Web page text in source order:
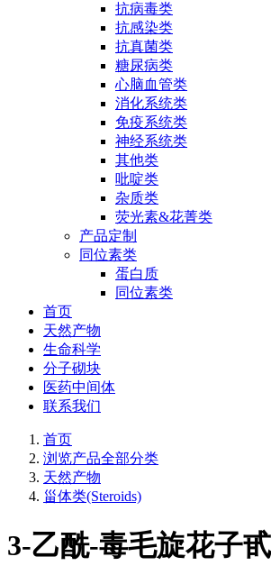
抗病毒类
抗感染类
抗真菌类
糖尿病类
心脑血管类
消化系统类
免疫系统类
神经系统类
其他类
吡啶类
杂质类
荧光素&花菁类
产品定制
同位素类
蛋白质
同位素类
首页
天然产物
生命科学
分子砌块
医药中间体
联系我们
首页
浏览产品全部分类
天然产物
甾体类(Steroids)
3-乙酰-毒毛旋花子